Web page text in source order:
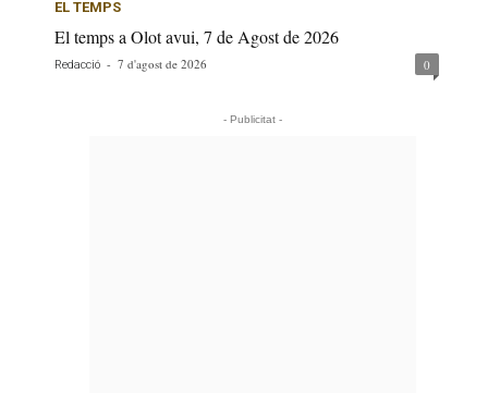
EL TEMPS
El temps a Olot avui, 7 de Agost de 2026
Redacció - 7 d'agost de 2026 0
- Publicitat -